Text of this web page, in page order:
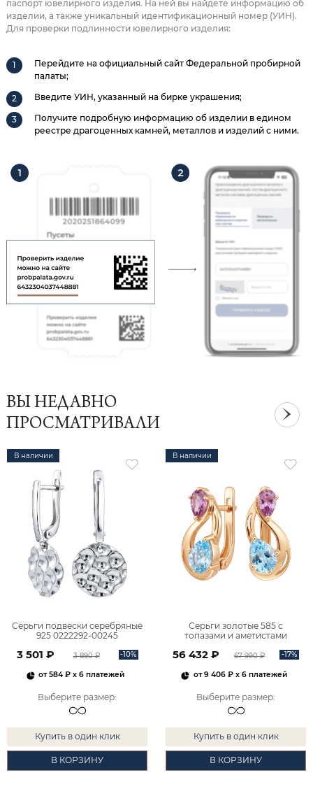
паспорт ювелирного изделия. На ней вы найдете информацию об
изделии, а также уникальный идентификационный номер (УИН).
Для проверки подлинности ювелирного изделия:
Перейдите на официальный сайт Федеральной пробирной
палаты;
Введите УИН, указанный на бирке украшения;
Получите подробную информацию об изделии в едином
реестре драгоценных камней, металлов и изделий с ними.
ВЫ НЕДАВНО
ПРОСМАТРИВАЛИ
В наличии
Серьги подвески серебряные
925 0222292-00245
3 501 ₽ 3 890 ₽ -10%
от584 ₽ x 6 платежей
Выберите размер:
Купить в один клик
В КОРЗИНУ
В наличии
Серьги золотые 585 с
топазами и аметистами
56 432 ₽ 67 990 ₽ -17%
от9 406 ₽x 6 платежей
Выберите размер:
Купить в один клик
В КОРЗИНУ